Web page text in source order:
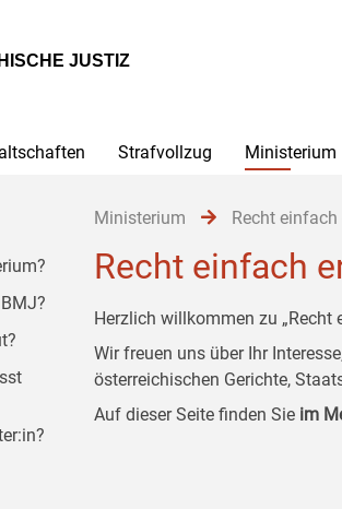
JUSTIZ
Strafvollzug Ministerium
Ministerium Recht
Recht einfach
Herzlich willkommen zu „Recht
Wir freuen uns über Ihr
österreichischen Gerichte,
Auf dieser Seite finden Sie im